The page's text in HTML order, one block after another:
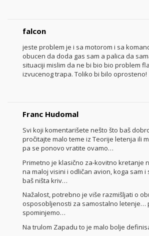
falcon
jeste problem je i sa motorom i sa
obucen da doda gas sam a palica da
situaciji mislim da ne bi bio bio problem
izvucenog trapa. Toliko bi bilo oprosteno!
Franc Hudomal
Svi koji komentarišete nešto što baš
pročitajte malo teme iz Teorije letenja ili
pa se ponovo vratite ovamo…
Primetno je klasično za-kovitno kretanje
na maloj visini i odličan avion, koga sam
baš ništa kriv…
Nažalost, potrebno je više razmišljati o
osposobljenosti za samostalno letenje…
spominjemo…
Na trulom Zapadu to je malo bolje